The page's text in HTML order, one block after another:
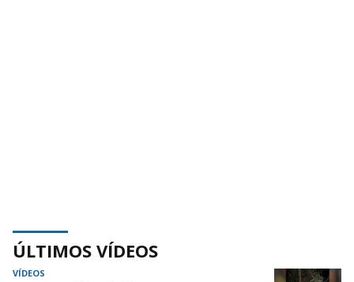
ÚLTIMOS VÍDEOS
VÍDEOS